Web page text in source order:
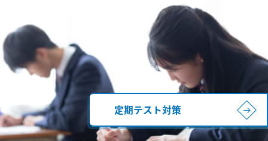
定期テスト対策